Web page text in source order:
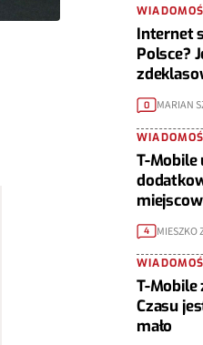
Internet
Polsce?
0 MARIAN
T-Mobile
4 MIESZKO
T-Mobile
Czasu
mało